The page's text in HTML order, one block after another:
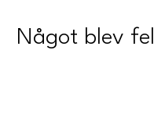
Något blev fel